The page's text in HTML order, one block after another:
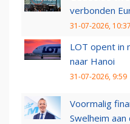
verbonden
31-07-2026, 10:37
LOT opent in
naar Hanoi
31-07-2026, 9:59
Voormalig
Swelheim